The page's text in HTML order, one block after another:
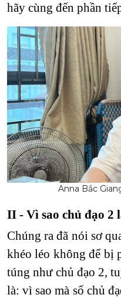
hãy cùng đến phần
Anna Bắc
II - Vì sao chủ đạo 2
Chúng ra đã nói sơ
khéo léo không để bị
túng như chủ đạo 2,
là: vì sao mà số chủ